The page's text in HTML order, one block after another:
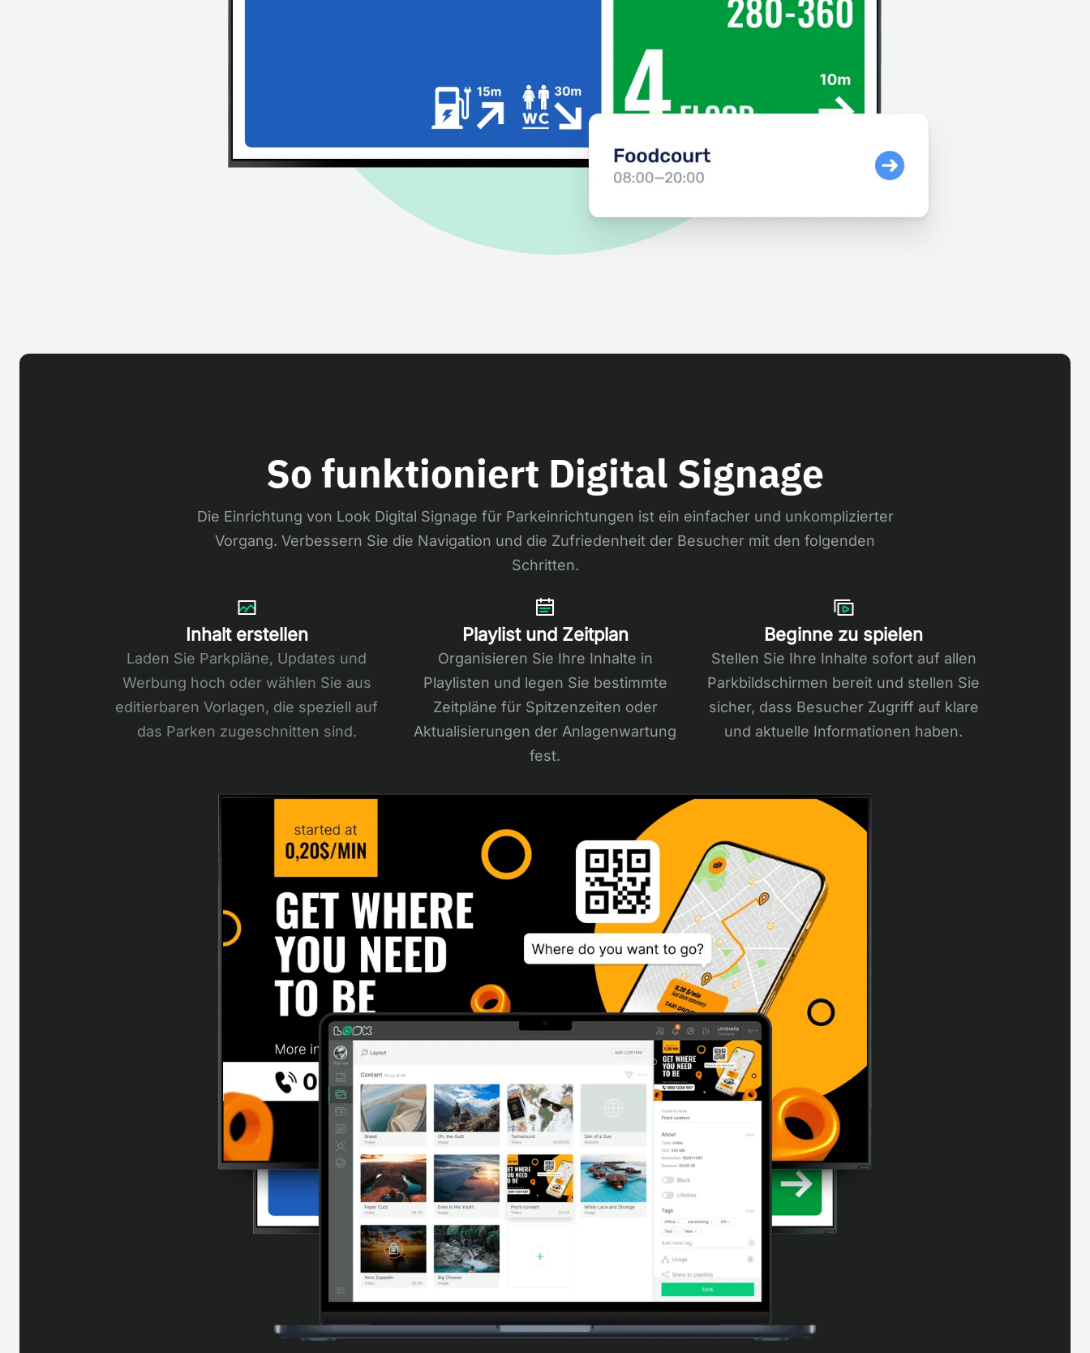
So funktioniert Digital Signage
Die Einrichtung von Look Digital Signage für Parkeinrichtungen ist ein einfacher und unkomplizierter
Vorgang. Verbessern Sie die Navigation und die Zufriedenheit der Besucher mit den folgenden
Schritten.
Inhalt erstellen
Laden Sie Parkpläne, Updates und
Werbung hoch oder wählen Sie aus
editierbaren Vorlagen, die speziell auf
das Parken zugeschnitten sind.
Playlist und Zeitplan
Organisieren Sie Ihre Inhalte in
Playlisten und legen Sie bestimmte
Zeitpläne für Spitzenzeiten oder
Aktualisierungen der Anlagenwartung
fest.
Beginne zu spielen
Stellen Sie Ihre Inhalte sofort auf allen
Parkbildschirmen bereit und stellen Sie
sicher, dass Besucher Zugriff auf klare
und aktuelle Informationen haben.